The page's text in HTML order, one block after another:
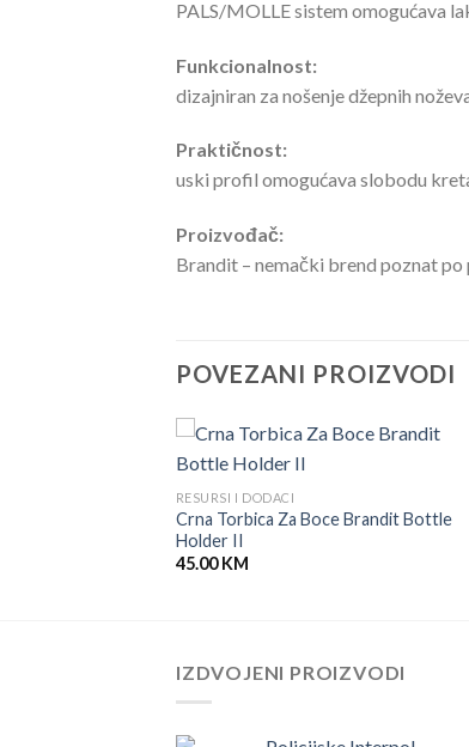
PALS/MOLLE sistem omogućava
Funkcionalnost:
dizajniran za nošenje džepnih
Praktičnost:
uski profil omogućava slobodu
Proizvođač:
Brandit – nemački brend poznat
POVEZANI PROIZVODI
RESURSI I DODACI
Crna Torbica Za Boce Brandit Bottle
Holder II
45.00KM
IZDVOJENI PROIZVODI